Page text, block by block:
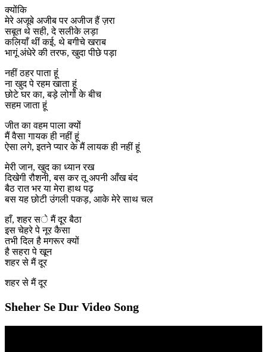
क्योंकि
मेरे अजूबे अजीब पर अजीज हैं ज़रा
सबूत थे सही, दे सलीके लड़ा
कलियाँ थीं कई, थे बगीचे खराब
भागूं अंधेरे की तरफ, खुदा पीछे पड़ा
नहीं ठहर पाता हूं
ना खुद पे रहम खाता हूं
छोटे घर का, बड़े लोगों के बीच
सहम जाता हूं
जीत का वहम पाला क्यों
मैं वैसा गायक ही नहीं हूं
ऐसा लगे, इतने प्यार के मैं लायक ही नहीं हूं
मेरी जान, खुद का ध्यान रख
दिखेगी रौशनी, बस कर तू अपनी आँख बंद
बैठ रात भर या मेरा हाथ पढ़
बस यह छोटी उंगली पकड़, आके मेरे साथ चल
हाँ, शहर से मैं दूर बैठा
इस चेहरे पे नूर कैसा
तभी दिल है मगरूर क्यों
है सहरा पे खून
शहर से मैं दूर
शहर से मैं दूर
Sheher Se Dur Video Song